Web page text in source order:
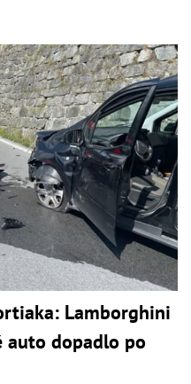
Lamborghini
auto dopadlo po